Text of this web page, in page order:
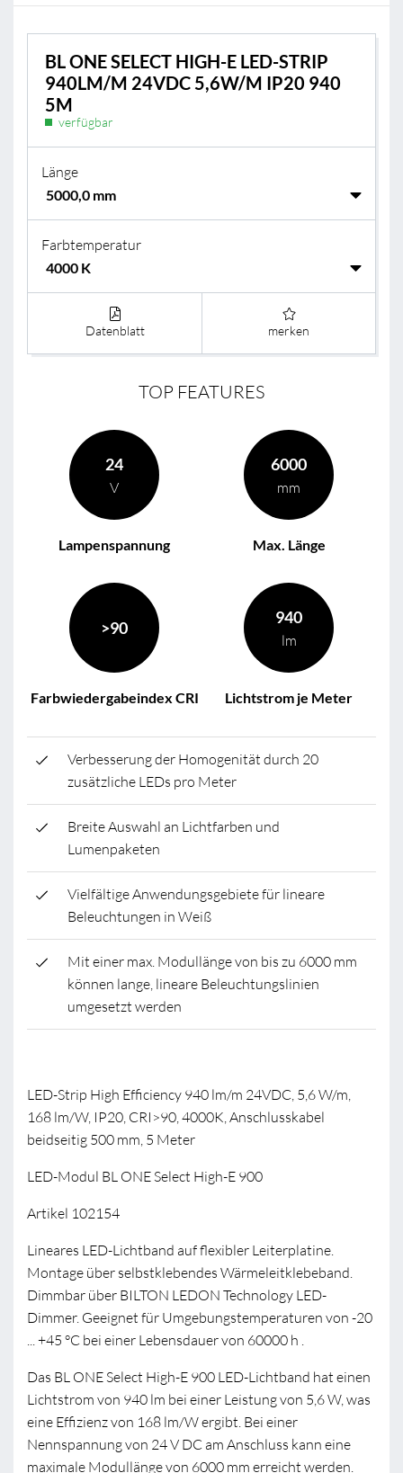
BL ONE SELECT HIGH-E LED-STRIP
940LM/M 24VDC 5,6W/M IP20 940
5M
verfügbar
Länge
Farbtemperatur
Datenblatt merken
TOP FEATURES
24
V
Lampenspannung
6000
mm
Max. Länge
>90
Farbwiedergabeindex CRI
940
lm
Lichtstrom je Meter
Verbesserung der Homogenität durch 20
zusätzliche LEDs pro Meter
Breite Auswahl an Lichtfarben und
Lumenpaketen
Vielfältige Anwendungsgebiete für lineare
Beleuchtungen in Weiß
Mit einer max. Modullänge von bis zu 6000 mm
können lange, lineare Beleuchtungslinien
umgesetzt werden
LED-Strip High Efficiency 940 lm/m 24VDC, 5,6 W/m,
168 lm/W, IP20, CRI>90, 4000K, Anschlusskabel
beidseitig 500 mm, 5 Meter
LED-Modul BL ONE Select High-E 900
Artikel 102154
Lineares LED-Lichtband auf flexibler Leiterplatine.
Montage über selbstklebendes Wärmeleitklebeband.
Dimmbar über BILTON LEDON Technology LED-
Dimmer. Geeignet für Umgebungstemperaturen von -20
... +45 °C bei einer Lebensdauer von 60000 h .
Das BL ONE Select High-E 900 LED-Lichtband hat einen
Lichtstrom von 940 lm bei einer Leistung von 5,6 W, was
eine Effizienz von 168 lm/W ergibt. Bei einer
Nennspannung von 24 V DC am Anschluss kann eine
maximale Modullänge von 6000 mm erreicht werden.